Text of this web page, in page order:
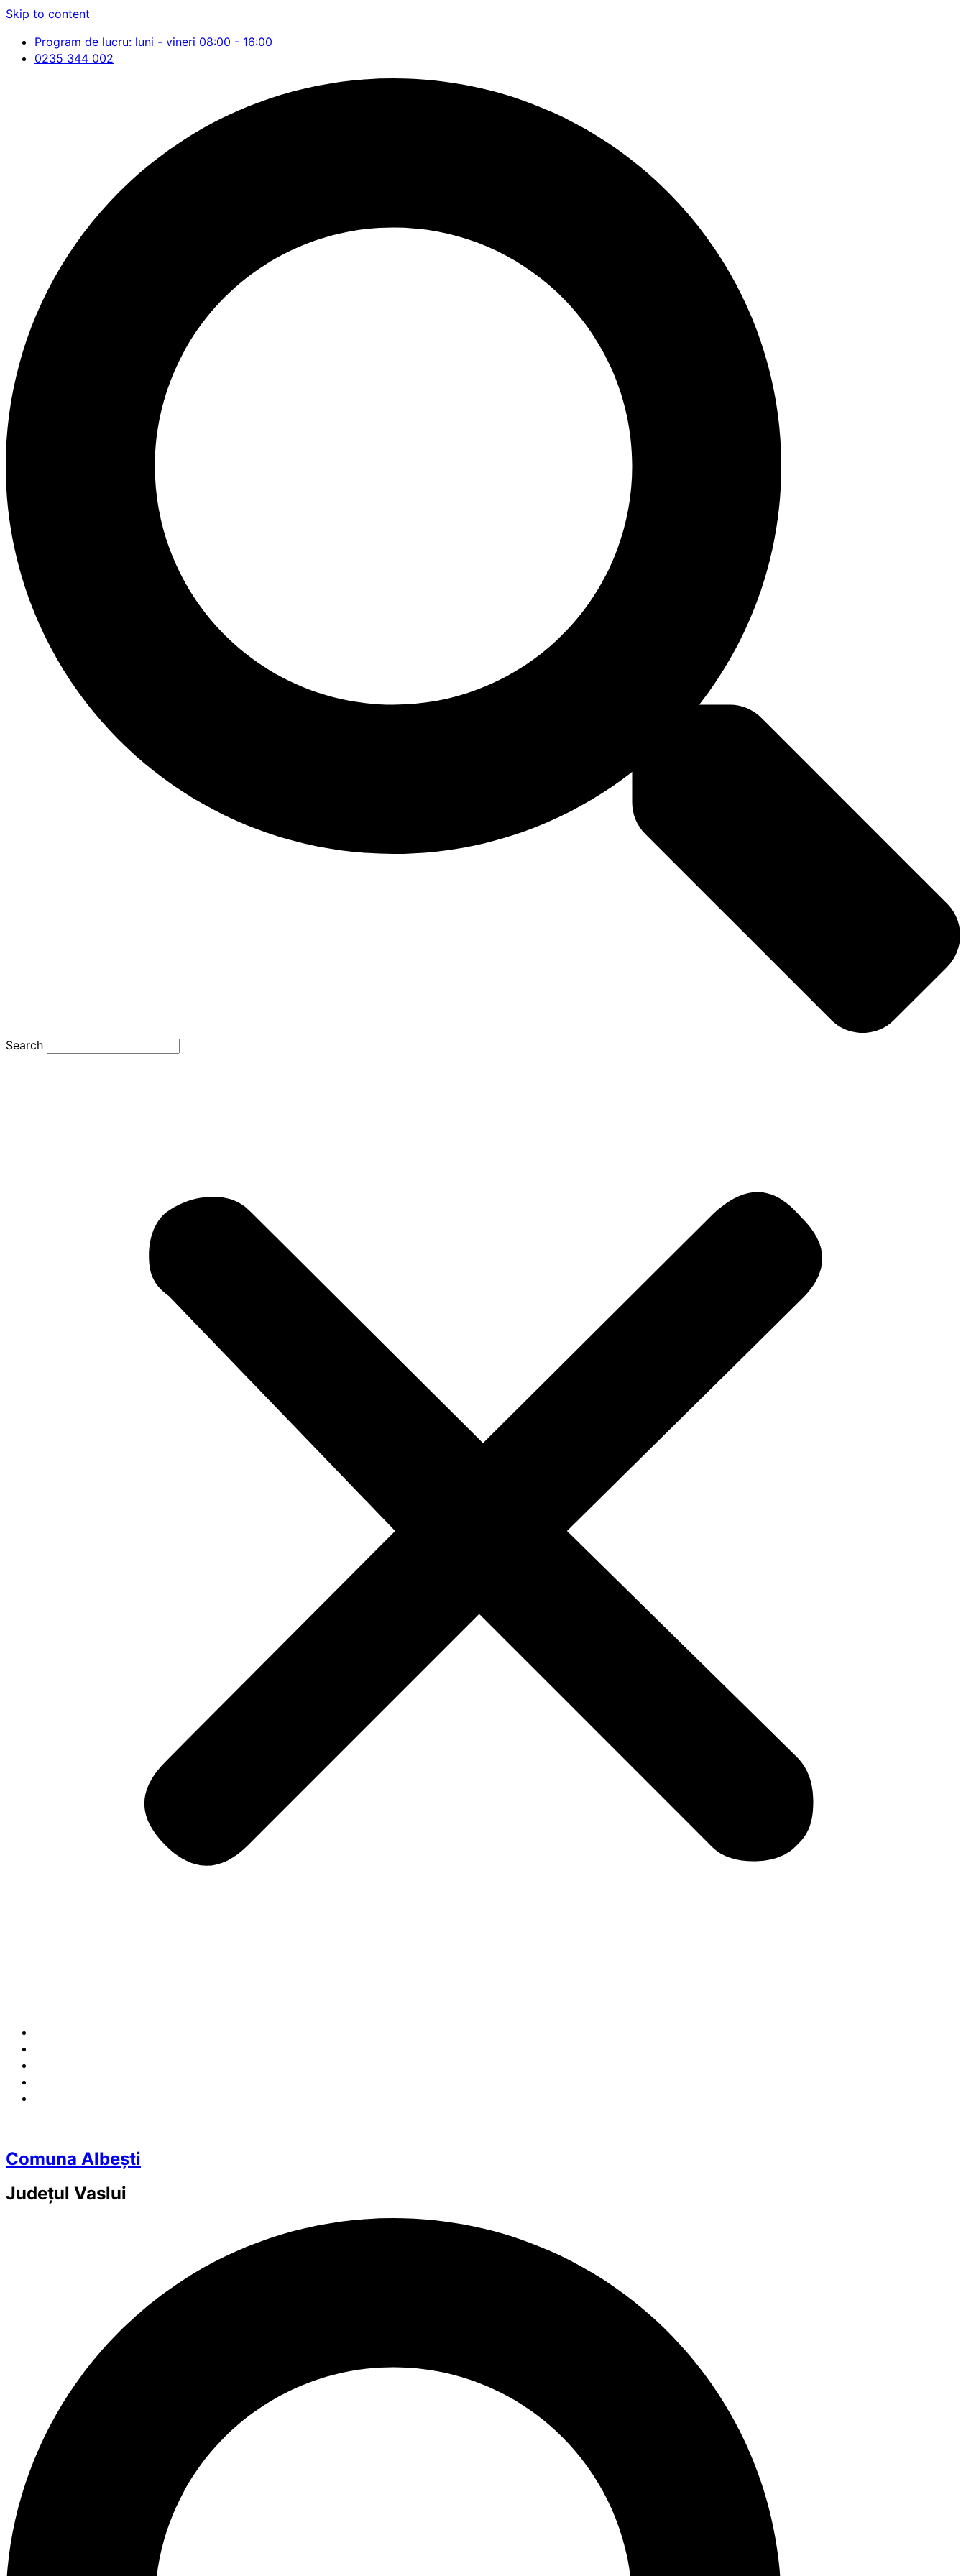
Skip to content
Program de lucru: luni - vineri 08:00 - 16:00
0235 344 002
Search
Comuna Albești
Județul Vaslui